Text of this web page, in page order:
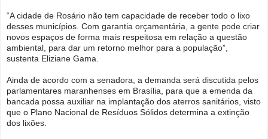
“A cidade de Rosário não tem capacidade de receber todo o lixo
desses municípios. Com garantia orçamentária, a gente pode criar
novos espaços de forma mais respeitosa em relação a questão
ambiental, para dar um retorno melhor para a população”,
sustenta Eliziane Gama.
Ainda de acordo com a senadora, a demanda será discutida pelos
parlamentares maranhenses em Brasília, para que a emenda da
bancada possa auxiliar na implantação dos aterros sanitários, visto
que o Plano Nacional de Resíduos Sólidos determina a extinção
dos lixões.